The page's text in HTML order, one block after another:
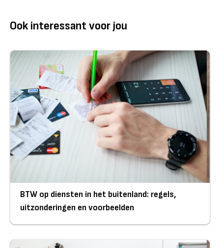
Ook interessant voor jou
BTW op diensten in het buitenland: regels,
uitzonderingen en voorbeelden